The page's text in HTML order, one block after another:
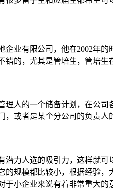
企业有限公司，他在2002年
错的，尤其是管培生，管培
理人的一个储备计划，在公
或者是某个分公司的负责
潜力人选的吸引力，这样就
规模都比较小，根据经验
于小企业来说有着非常重大的